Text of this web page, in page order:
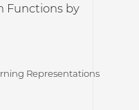
Functions by
Representations